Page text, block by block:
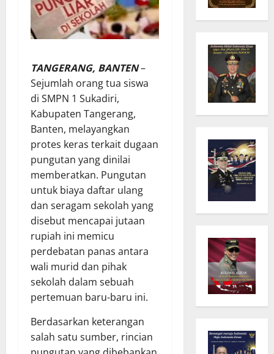
TANGERANG, BANTEN–
Sejumlah orang tua siswa
di SMPN 1 Sukadiri,
Kabupaten Tangerang,
Banten, melayangkan
protes keras terkait dugaan
pungutan yang dinilai
memberatkan. Pungutan
untuk biaya daftar ulang
dan seragam sekolah yang
disebut mencapai jutaan
rupiah ini memicu
perdebatan panas antara
wali murid dan pihak
sekolah dalam sebuah
pertemuan baru-baru ini.
Berdasarkan keterangan
salah satu sumber, rincian